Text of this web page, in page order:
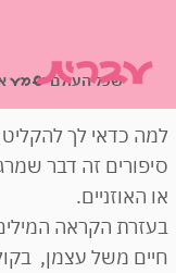
שכל העולםישמע
למה כדאי לך להקליט
סיפורים זה דבר
או האוזניים.
בעזרת הקראה
חיים משל עצמן,